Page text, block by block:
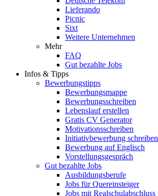
Lieferando
Picnic
Sixt
Weitere Unternehmen
Mehr
FAQ
Gut bezahlte Jobs
Infos & Tipps
Bewerbungstipps
Bewerbungsmappe
Bewerbungsschreiben
Lebenslauf erstellen
Gratis CV Generator
Motivationsschreiben
Initiativbewerbung schreiben
Bewerbung auf Englisch
Vorstellungsgespräch
Gut bezahlte Jobs
Ausbildungsberufe
Jobs für Quereinsteiger
Jobs mit Realschulabschluss